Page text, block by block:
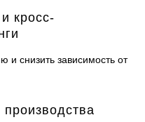
кросс-
и снизить зависимость от